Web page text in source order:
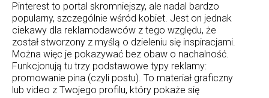
Pinterest to portal skromniejszy, ale nadal bardzo
popularny, szczególnie wśród kobiet. Jest on jednak
ciekawy dla reklamodawców z tego względu, że
został stworzony z myślą o dzieleniu się inspiracjami.
Można więc je pokazywać bez obaw o nachalność.
Funkcjonują tu trzy podstawowe typy reklamy:
promowanie pina (czyli postu). To materiał graficzny
lub video z Twojego profilu, który pokaże się